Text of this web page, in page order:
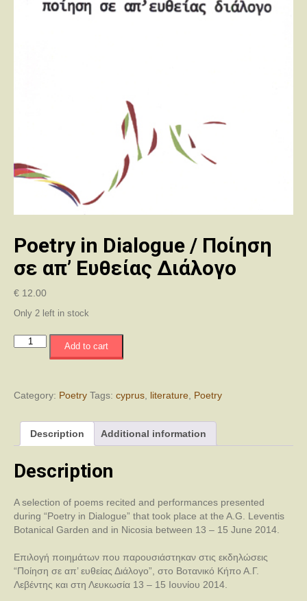
Poetry in Dialogue / Ποίηση
σε απ’ Ευθείας Διάλογο
€ 12.00
Only 2 left in stock
Poetry
Ποίηση
απ'
Ευθείας
quantity
Add to cart
Category: Poetry Tags: cyprus literature Poetry
Description Additional information
Description
A selection of poems recited and performances presented
during “Poetry in Dialogue” that took place at the A.G. Leventis
Botanical Garden and in Nicosia between 13 – 15 June 2014.
Επιλογή ποιημάτων που παρουσιάστηκαν στις εκδηλώσεις
“Ποίηση σε απ’ ευθείας Διάλογο”, στο Βοτανικό Κήπο Α.Γ.
Λεβέντης και στη Λευκωσία 13 – 15 Ιουνίου 2014.